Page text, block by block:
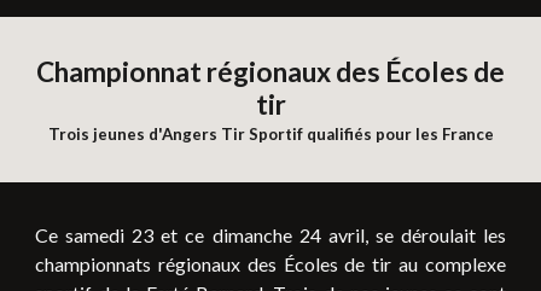
Championnat régionaux des Écoles de
tir
Trois jeunes d'Angers Tir Sportif qualifiés pour les France
Ce samedi 23 et ce dimanche 24 avril, se déroulait les
championnats régionaux des Écoles de tir au complexe